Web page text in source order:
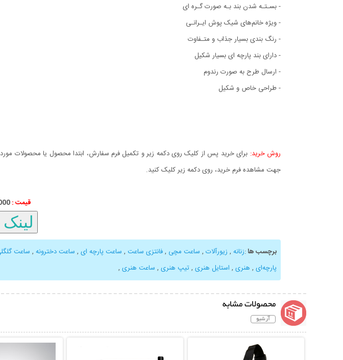
- بسـتـه شدن بند بـه صورت گـره ای
- ویژه خانم‌های شیک پوش ایـرانـی
- رنگ‌ بندی بسیار جذاب و متـفاوت
- دارای بند پارچه ای بسیار شکیل
- ارسال طرح به صورت رندوم
- طراحی خاص و شکیل
روش خرید: برای خرید پس از کلیک روی دکمه زیر و تکمیل فرم سفارش، ابتدا محصول یا محصولات مورد
جهت مشاهده فرم خرید، روی دکمه زیر کلیک کنید.
قیمت :
برچسب ها:زنانه , زیورآلات , ساعت مچی ,فانتزی ساعت , ساعت پارچه ای , ساعت دخترونه , ساعت
پارچه‌ای , هنری , استایل هنری , تیپ هنری , ساعت هنری ,
محصولات مشابه
آرشیو